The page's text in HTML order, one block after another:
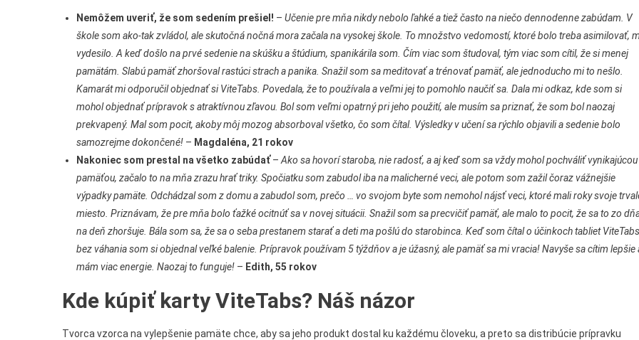
Nemôžem uveriť, že som sedením prešiel! – Učenie pre mňa nikdy nebolo ľahké a tiež často na niečo dennodenne zabúdam. V
škole som ako-tak zvládol, ale skutočná nočná mora začala na vysokej škole. To množstvo vedomostí, ktoré bolo treba asimilovať,
vydesilo. A keď došlo na prvé sedenie na skúšku a štúdium, spanikárila som. Čím viac som študoval, tým viac som cítil, že si menej
pamätám. Slabú pamäť zhoršoval rastúci strach a panika. Snažil som sa meditovať a trénovať pamäť, ale jednoducho mi to nešlo.
Kamarát mi odporučil objednať si ViteTabs. Povedala, že to používala a veľmi jej to pomohlo naučiť sa. Dala mi odkaz, kde som si
mohol objednať prípravok s atraktívnou zľavou. Bol som veľmi opatrný pri jeho použití, ale musím sa priznať, že som bol naozaj
prekvapený. Mal som pocit, akoby môj mozog absorboval všetko, čo som čítal. Výsledky v učení sa rýchlo objavili a sedenie bolo
samozrejme dokončené! – Magdaléna, 21 rokov
Nakoniec som prestal na všetko zabúdať– Ako sa hovorí staroba, nie radosť, a aj keď som sa vždy mohol pochváliť vynikajúcou
pamäťou, začalo to na mňa zrazu hrať triky. Spočiatku som zabudol iba na malicherné veci, ale potom som zažil čoraz vážnejšie
výpadky pamäte. Odchádzal som z domu a zabudol som, prečo … vo svojom byte som nemohol nájsť veci, ktoré mali roky svoje
miesto. Priznávam, že pre mňa bolo ťažké ocitnúť sa v novej situácii. Snažil som sa precvičiť pamäť, ale malo to pocit, že sa to zo
na deň zhoršuje. Bála som sa, že sa o seba prestanem starať a deti ma pošlú do starobinca. Keď som čítal o účinkoch tabliet
bez váhania som si objednal veľké balenie. Prípravok používam 5 týždňov a je úžasný, ale pamäť sa mi vracia! Navyše sa cítim lepšie
mám viac energie. Naozaj to funguje! – Edith, 55 rokov
Kde kúpiť karty ViteTabs? Náš názor
Tvorca vzorca na vylepšenie pamäte chce, aby sa jeho produkt dostal ku každému človeku, a preto sa distribúcie prípravku